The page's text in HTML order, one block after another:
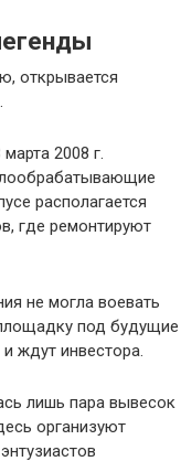
открывается
2008 г.
располагается
где ремонтируют
не могла воевать
под будущие
ждут инвестора.
лишь пара вывесок
организуют